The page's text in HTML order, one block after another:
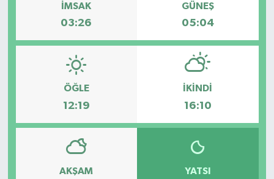
İMSAK
03:26
GÜNEŞ
05:04
ÖĞLE
12:19
İKINDI
16:10
AKŞAM YATSI